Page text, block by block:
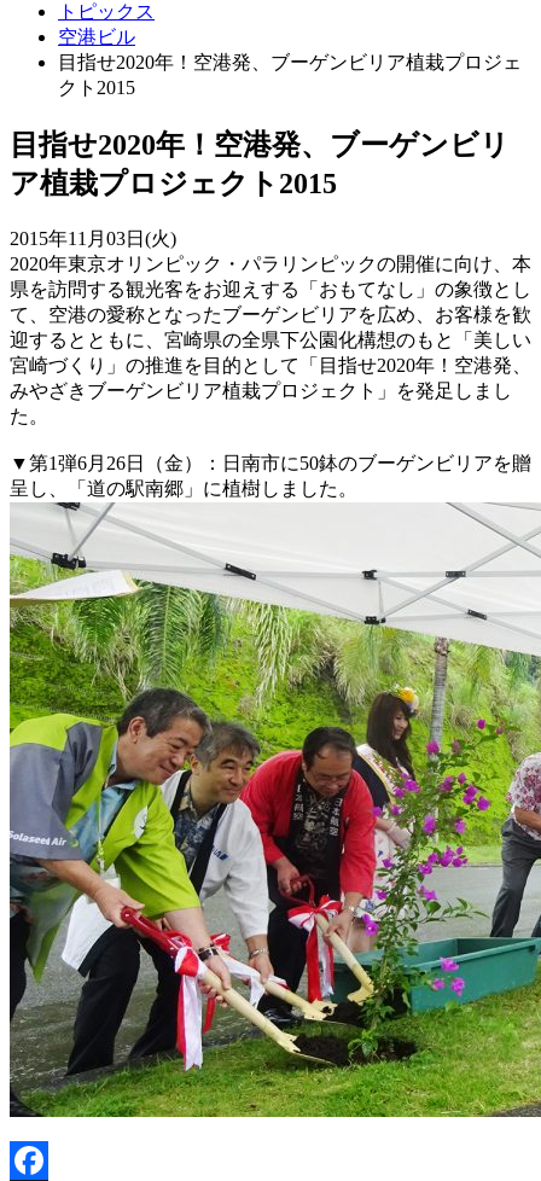
トピックス
空港ビル
目指せ2020年！空港発、ブーゲンビリア植栽プロジェ
クト2015
目指せ2020年！空港発、ブーゲンビリ
ア植栽プロジェクト2015
2015年11月03日(火)
2020年東京オリンピック・パラリンピックの開催に向け、本
県を訪問する観光客をお迎えする「おもてなし」の象徴とし
て、空港の愛称となったブーゲンビリアを広め、お客様を歓
迎するとともに、宮崎県の全県下公園化構想のもと「美しい
宮崎づくり」の推進を目的として「目指せ2020年！空港発、
みやざきブーゲンビリア植栽プロジェクト」を発足しまし
た。
▼第1弾6月26日（金）：日南市に50鉢のブーゲンビリアを贈
呈し、「道の駅南郷」に植樹しました。